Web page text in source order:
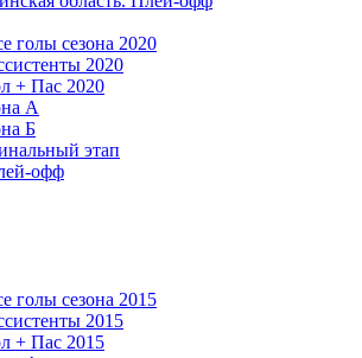
голы сезона 2020
2020
+ Пас 2020
А
Б
этап
офф
голы сезона 2015
2015
+ Пас 2015